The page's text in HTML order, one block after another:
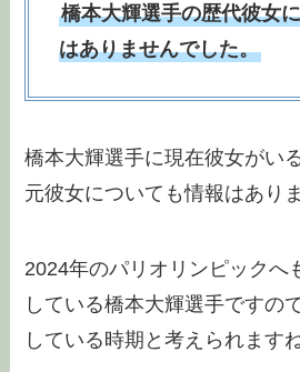
橋本大輝選手の歴代彼女
はありませんでした。
橋本大輝選手に現在彼女がい
元彼女についても情報はあり
2024年のパリオリンピックへ
している橋本大輝選手ですの
している時期と考えられますね